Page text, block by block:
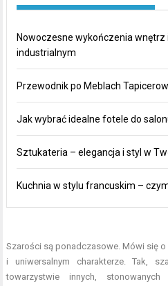
Nowoczesne wykończenia
industrialnym
Przewodnik po Meblach
Jak wybrać idealne fotele do
Sztukateria – elegancja i styl w
Kuchnia w stylu francuskim –
Szarości są ponadczasowe. Mówi się
i uniwersalnym charakterze. Tak,
towarzystwie innych,